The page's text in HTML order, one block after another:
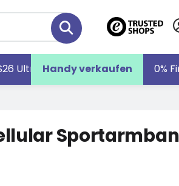
Handy verkaufen 0%
Ultra Galaxy S26 Galaxy